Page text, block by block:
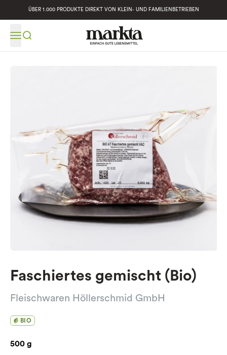
ÜBER 1.000 PRODUKTE DIREKT VON KLEIN- UND FAMILIENBETRIEBEN
Faschiertes gemischt (Bio)
Fleischwaren Höllerschmid GmbH
BIO
500 g